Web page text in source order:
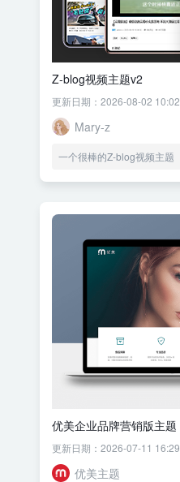
Z-blog视频主题v2
更新日期：2026-08-02 10:02
Mary-z
一个很棒的Z-blog视频主题
优美企业品牌营销版主题
更新日期：2026-07-11 16:29
优美主题